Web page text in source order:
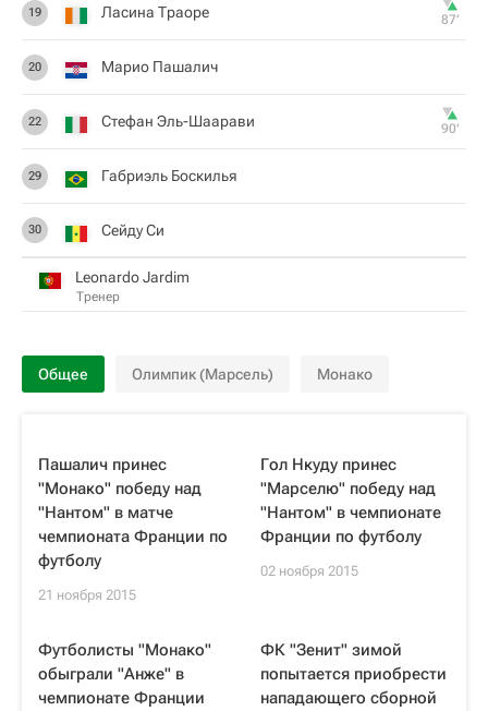
19 Ласина Траоре 87‎’‎
20 Марио Пашалич
22 Стефан Эль-Шаарави 90‎’‎
29 Габриэль Боскилья
30 Сейду Си
Leonardo Jardim
Тренер
Общее Олимпик (Марсель) Монако
Пашалич принес
"Монако" победу над
"Нантом" в матче
чемпионата Франции по
футболу
21 ноября 2015
Гол Нкуду принес
"Марселю" победу над
"Нантом" в чемпионате
Франции по футболу
02 ноября 2015
Футболисты "Монако"
обыграли "Анже" в
чемпионате Франции
ФК "Зенит" зимой
попытается приобрести
нападающего сборной